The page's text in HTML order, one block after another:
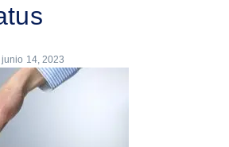
junio 14, 2023